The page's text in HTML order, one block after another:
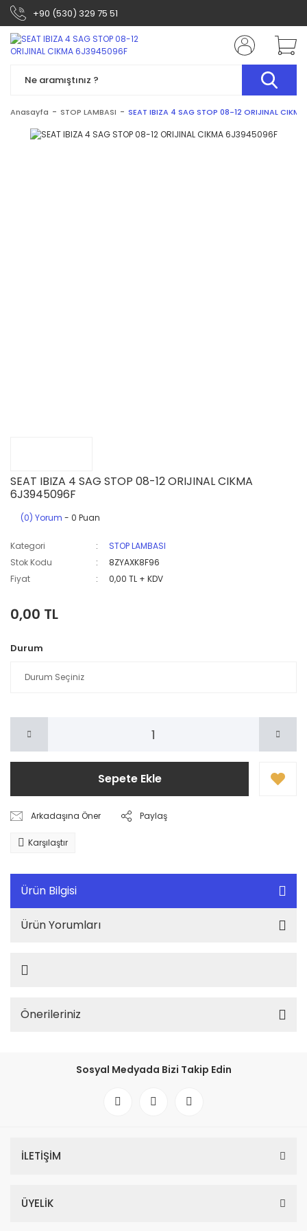
+90 (530) 329 75 51
Anasayfa STOP LAMBASI SEAT IBIZA 4 SAG STOP 08-12 ORIJINAL
SEAT IBIZA 4 SAG STOP 08-12 ORIJINAL CIKMA
6J3945096F
(0) Yorum - 0 Puan
Kategori
STOP LAMBASI
Stok Kodu
8ZYAXK8F96
Fiyat
0,00 TL + KDV
0,00 TL
Durum
Sepete Ekle
Arkadaşına Öner Paylaş
Karşılaştır
Ürün Bilgisi
Ürün Yorumları
Önerileriniz
Sosyal Medyada Bizi Takip Edin
İLETİŞİM
ÜYELİK